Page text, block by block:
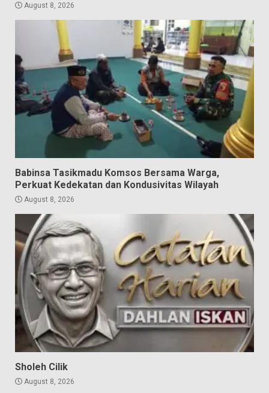
August 8, 2026
Babinsa Tasikmadu Komsos Bersama Warga,
Perkuat Kedekatan dan Kondusivitas Wilayah
August 8, 2026
Sholeh Cilik
August 8, 2026